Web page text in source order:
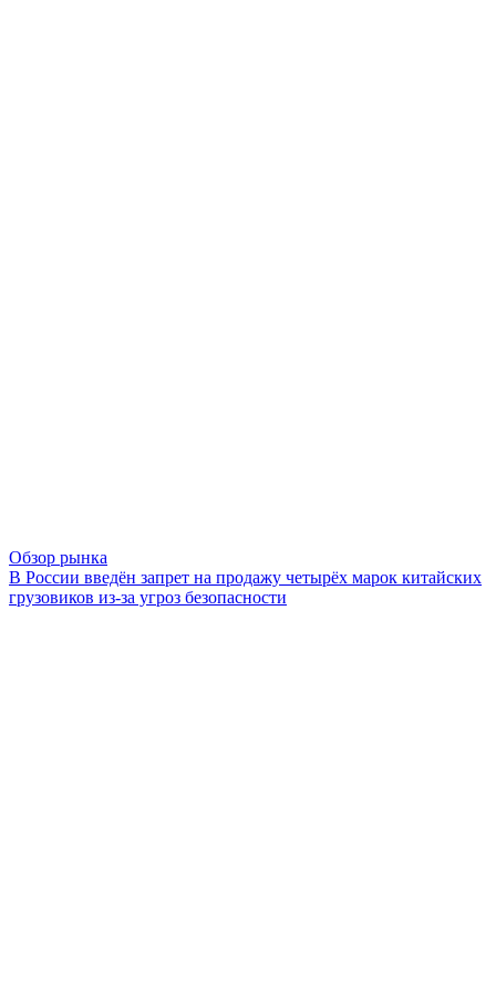
Обзор рынка
В России введён запрет на продажу четырёх марок китайских
грузовиков из-за угроз безопасности